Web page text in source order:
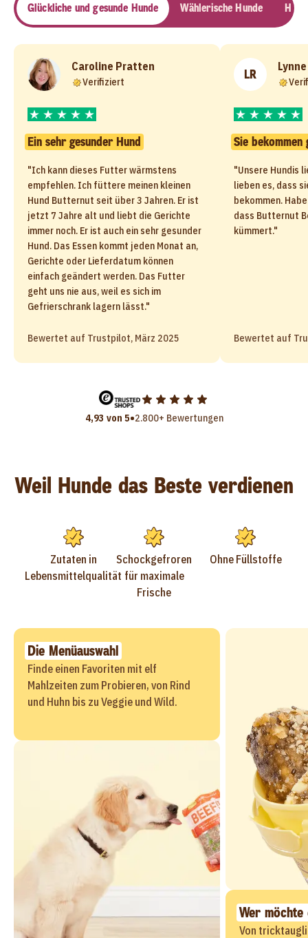
Glückliche und gesunde Hunde Wählerische Hunde
Caroline Pratten
Verifiziert
Ein sehr gesunder Hund
"Ich kann dieses Futter wärmstens
empfehlen. Ich füttere meinen kleinen
Hund Butternut seit über 3 Jahren. Er ist
jetzt 7 Jahre alt und liebt die Gerichte
immer noch. Er ist auch ein sehr gesunder
Hund. Das Essen kommt jeden Monat an,
Gerichte oder Lieferdatum können
einfach geändert werden. Das Futter
geht uns nie aus, weil es sich im
Gefrierschrank lagern lässt."
Bewertet auf Trustpilot, März 2025
LR Lynne
Sie
"Unsere Hundis
lieben es, dass
bekommen.
dass Butternut
kümmert."
Bewertet auf
4,93 von 5•2.800+ Bewertungen
Weil Hunde das Beste verdienen
Zutaten in
Lebensmittelqualität
Schockgefroren
für maximale
Frische
Ohne Füllstoffe
Die Menüauswahl
Finde einen Favoriten mit elf
Mahlzeiten zum Probieren, von Rind
und Huhn bis zu Veggie und Wild.
Wer
Von